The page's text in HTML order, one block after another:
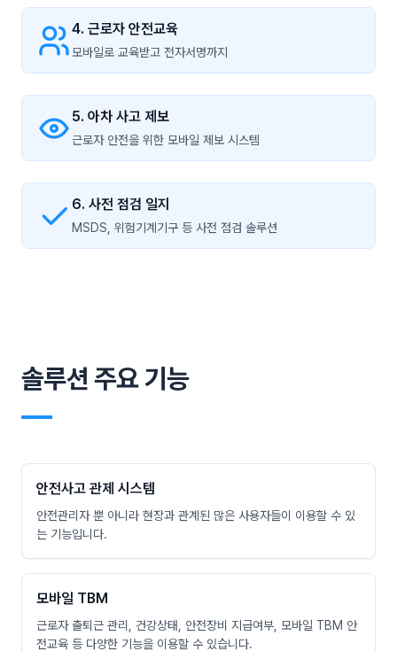
4. 근로자 안전교육
모바일로 교육받고 전자서명까지
5. 아차 사고 제보
근로자 안전을 위한 모바일 제보 시스템
6. 사전 점검 일지
MSDS, 위험기계기구 등 사전 점검 솔루션
솔루션 주요 기능
―
안전사고 관제 시스템
안전관리자 뿐 아니라 현장과 관계된 많은 사용자들이 이용할 수 있
는 기능입니다.
모바일 TBM
근로자 출퇴근 관리, 건강상태, 안전장비 지급여부, 모바일 TBM 안
전교육 등 다양한 기능을 이용할 수 있습니다.